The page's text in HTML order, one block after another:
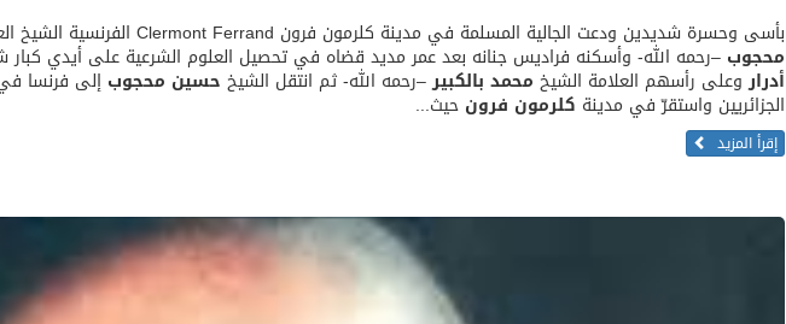
بأسى وحسرة شديدين ودعت الجالية المسلمة في مدينة كلرمون فرون Clermont Ferrand الفرنسية الشيخ
محجوب –رحمه الله- وأسكنه فراديس جنانه بعد عمر مديد قضاه في تحصيل العلوم الشرعية على أيدي كبار
أدراروعلى رأسهم العلامة الشيخ محمد بالكبير–رحمه الله- ثم انتقل الشيخ حسين محجوب إلى فرنسا في
الجزائريين واستقرّ في مدينة كلرمون فرون حيث...
إقرأ المزيد